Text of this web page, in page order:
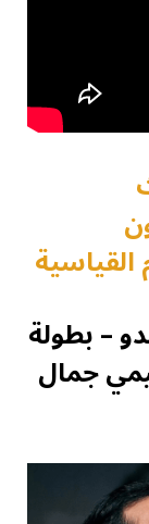
– بطولة
جمال